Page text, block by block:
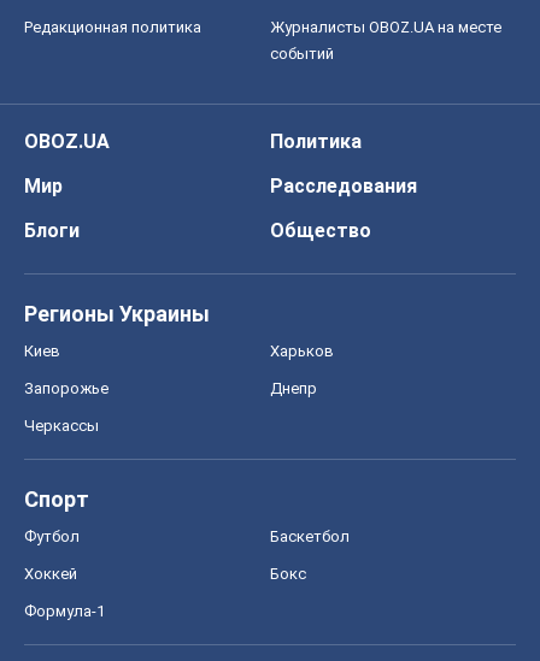
Редакционная политика
Журналисты OBOZ.UA на месте
событий
OBOZ.UA
Политика
Мир
Расследования
Блоги
Общество
Регионы Украины
Киев Харьков
Запорожье Днепр
Черкассы
Спорт
Футбол Баскетбол
Хоккей Бокс
Формула-1